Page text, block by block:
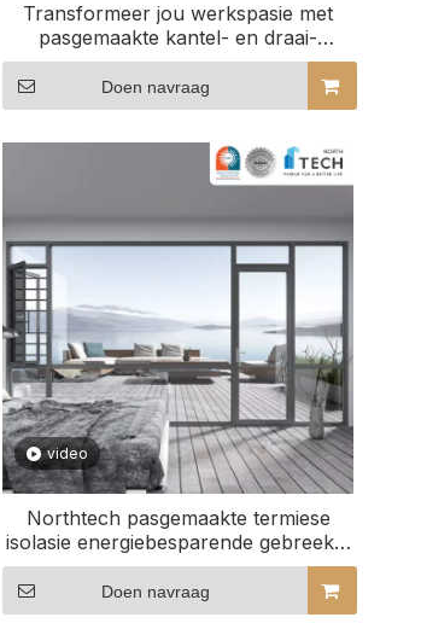
Transformeer jou werkspasie met
pasgemaakte kantel- en draai-
vensters
Doen navraag
video
Northtech pasgemaakte termiese
isolasie energiebesparende gebreekte
brug aluminium panoramiese venster
Doen navraag